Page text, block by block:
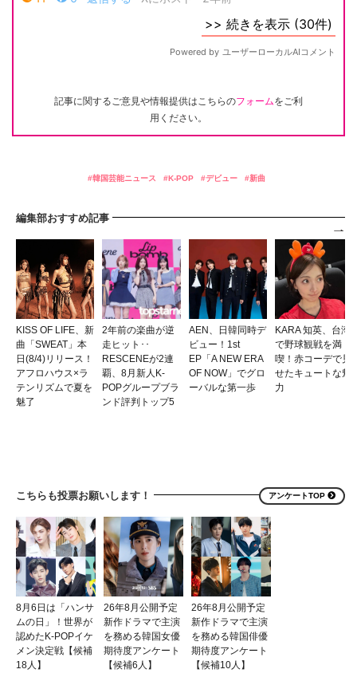
記事に関するご意見や情報提供はこちらのフォームをご利
用ください。
韓国芸能ニュース K-POP デビュー 新曲
編集部おすすめ記事
KISS OF LIFE、新
曲「SWEAT」本
日(8/4)リリース！
アフロハウス×ラ
テンリズムで夏を
魅了
2年前の楽曲が逆
走ヒット･･
RESCENEが2連
覇、8月新人K-
POPグループブラ
ンド評判トップ5
AEN、日韓同時デ
ビュー！1st
EP「A NEW ERA
OF NOW」でグロ
ーバルな第一歩
KARA 知英、台湾
で野球観戦を満
喫！赤コーデで見
せたキュートな魅
力
こちらも投票お願いします！ アンケートTOP
8月6日は「ハンサ
ムの日」！世界が
認めたK-POPイケ
メン決定戦【候補
18人】
26年8月公開予定
新作ドラマで主演
を務める韓国女優
期待度アンケート
【候補6人】
26年8月公開予定
新作ドラマで主演
を務める韓国俳優
期待度アンケート
【候補10人】